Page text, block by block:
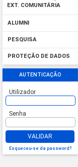
EXT. COMUNITÁRIA
ALUMNI
PESQUISA
PROTEÇÃO DE DADOS
AUTENTICAÇÃO
Utilizador
Senha
VALIDAR
Esqueceu-se da password?